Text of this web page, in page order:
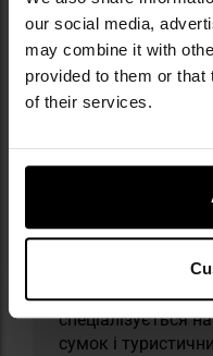
our social media,
may combine it with
provided to them or that
of their services.
Militaria.pl є
Tatonka.
Tatonka — це
підприємців із
туристичній
свободу й
відображає
спеціалізується
сумок і